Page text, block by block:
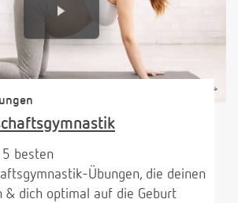
besten
Übungen, die deinen
& dich optimal auf die Geburt